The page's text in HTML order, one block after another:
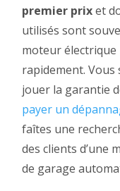
premier prixet
utilisés sont
moteur
rapidement.
jouer la garantie
payer un
faîtes une
des clients d’une
de garage